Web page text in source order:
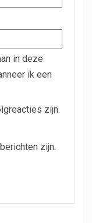
in deze
ik een
zijn.
zijn.